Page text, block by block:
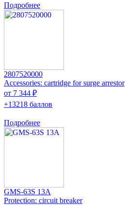
Подробнее
2807520000
Accessories: cartridge for surge arrestor
от 7 344 ₽
+13218 баллов
Подробнее
GMS-63S 13A
Protection: circuit breaker